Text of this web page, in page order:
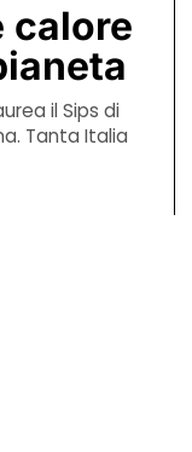
calore
il Sips di
Tanta Italia